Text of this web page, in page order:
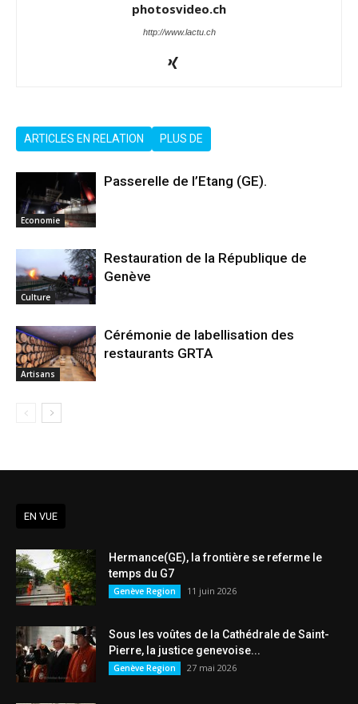
photosvideo.ch
http://www.lactu.ch
ARTICLES EN RELATION PLUS DE
Economie
Passerelle de l’Etang (GE).
Culture
Restauration de la République de
Genève
Artisans
Cérémonie de labellisation des
restaurants GRTA
EN VUE
Hermance(GE), la frontière se referme le
temps du G7
Genève Region 11 juin 2026
Sous les voûtes de la Cathédrale de Saint-
Pierre, la justice genevoise...
Genève Region 27 mai 2026